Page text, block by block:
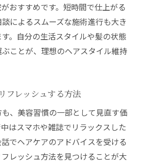
おすすめです。短時間で仕上がる
によるスムーズな施術進行も大き
。自分の生活スタイルや髪の状態
ことが、理想のヘアスタイル維持
フレッシュする方法
、美容習慣の一部として見直す価
はスマホや雑誌でリラックスした
でヘアケアのアドバイスを受ける
レッシュ方法を見つけることが大